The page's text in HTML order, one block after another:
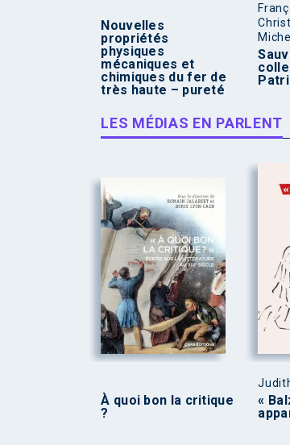
Nouvelles
propriétés
physiques
mécaniques et
chimiques du fer de
très haute – pureté
LES MÉDIAS EN PARLENT
À quoi bon la critique
?
«